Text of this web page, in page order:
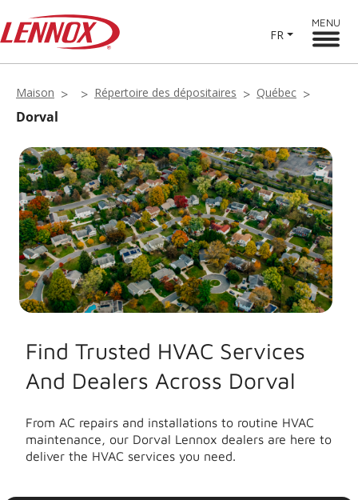
FR
MENU
Maison Répertoire des dépositaires Québec
Dorval
Find Trusted HVAC Services
And Dealers Across Dorval
From AC repairs and installations to routine HVAC
maintenance, our Dorval Lennox dealers are here to
deliver the HVAC services you need.